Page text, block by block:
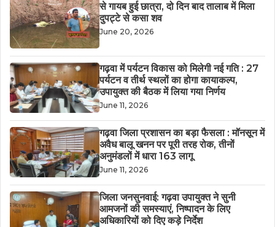
से गायब हुई छात्रा, दो दिन बाद तालाब में मिला
दुपट्टे से कसा शव
June 20, 2026
गढ़वा में पर्यटन विकास को मिलेगी नई गति : 27
पर्यटन व तीर्थ स्थलों का होगा कायाकल्प,
उपायुक्त की बैठक में लिया गया निर्णय
June 11, 2026
गढ़वा जिला प्रशासन का बड़ा फैसला : मॉनसून में
अवैध बालू खनन पर पूरी तरह रोक, तीनों
अनुमंडलों में धारा 163 लागू
June 11, 2026
जिला जनसुनवाई: गढ़वा उपायुक्त ने सुनी
आमजनों की समस्याएं, निष्पादन के लिए
अधिकारियों को दिए कड़े निर्देश